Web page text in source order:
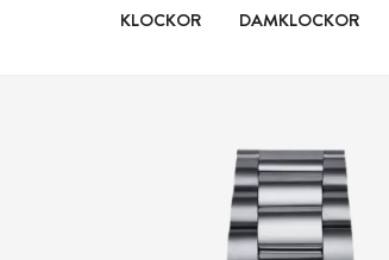
KLOCKOR DAMKLOCKOR